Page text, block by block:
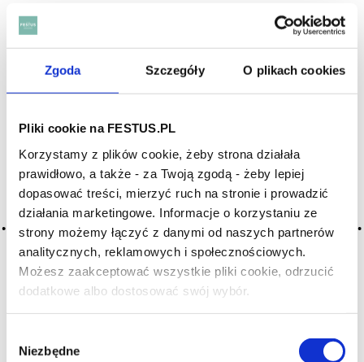
Zgoda Szczegóły O plikach cookies
Pliki cookie na FESTUS.PL
Korzystamy z plików cookie, żeby strona działała
prawidłowo, a także - za Twoją zgodą - żeby lepiej
dopasować treści, mierzyć ruch na stronie i prowadzić
działania marketingowe. Informacje o korzystaniu ze
strony możemy łączyć z danymi od naszych partnerów
analitycznych, reklamowych i społecznościowych.
Możesz zaakceptować wszystkie pliki cookie, odrzucić
dodatkowe albo dostosować swój wybór.
zgody
Niezbędne
Czy masz ukończone 18 lat?
SZUKAJ W SŁOWNIKU
HASŁA ALFABETYCZNIE:
WYBIERZ LITERĘ ALFABETU PONIŻEJ:
A B C-Ć D E F G
H I J K L-Ł M N
O-Ó P Q R S-Ś T
U V W X-Y
Z-Ź-Ż